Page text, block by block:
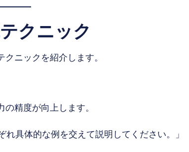
クニック
ニックを紹介します。
精度が向上します。
れ具体的な例を交えて説明してください。」